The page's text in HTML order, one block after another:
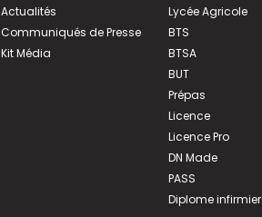
Actualités
Communiqués de Presse
Kit Média
Lycée Agricole
BTS
BTSA
BUT
Prépas
Licence
Licence Pro
DN Made
PASS
Diplome infirmier